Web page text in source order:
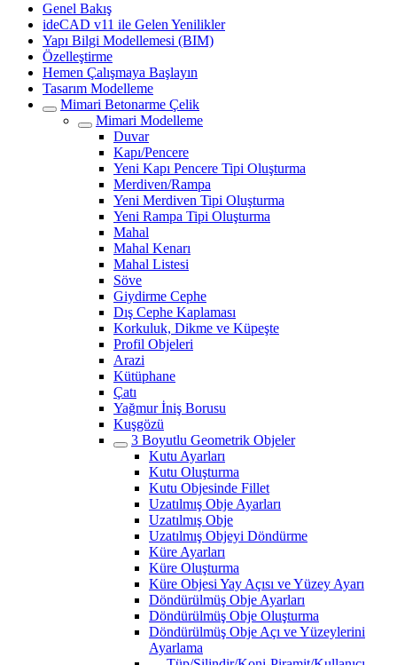
Genel Bakış
ideCAD v11 ile Gelen Yenilikler
Yapı Bilgi Modellemesi (BIM)
Özelleştirme
Hemen Çalışmaya Başlayın
Tasarım Modelleme
Mimari Betonarme Çelik
Mimari Modelleme
Duvar
Kapı/Pencere
Yeni Kapı Pencere Tipi Oluşturma
Merdiven/Rampa
Yeni Merdiven Tipi Oluşturma
Yeni Rampa Tipi Oluşturma
Mahal
Mahal Kenarı
Mahal Listesi
Söve
Giydirme Cephe
Dış Cephe Kaplaması
Korkuluk, Dikme ve Küpeşte
Profil Objeleri
Arazi
Kütüphane
Çatı
Yağmur İniş Borusu
Kuşgözü
3 Boyutlu Geometrik Objeler
Kutu Ayarları
Kutu Oluşturma
Kutu Objesinde Fillet
Uzatılmış Obje Ayarları
Uzatılmış Obje
Uzatılmış Objeyi Döndürme
Küre Ayarları
Küre Oluşturma
Küre Objesi Yay Açısı ve Yüzey Ayarı
Döndürülmüş Obje Ayarları
Döndürülmüş Obje Oluşturma
Döndürülmüş Obje Açı ve Yüzeylerini
Ayarlama